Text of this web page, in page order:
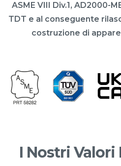
ASME VIII Div.1, AD2000-
TDT e al conseguente
costruzione di
I Nostri